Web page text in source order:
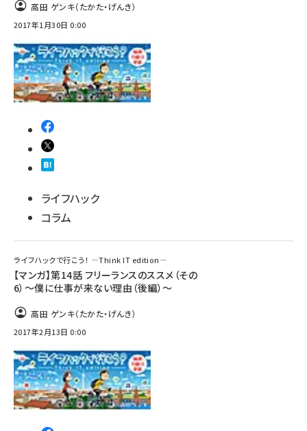
高田 ゲンキ（たかた・げんき）
2017年1月30日 0:00
ライフハック
コラム
ライフハックで行こう！ ―Think IT edition―
【マンガ】第14話 フリーランスのススメ（その
6）～僕に仕事が来ない理由（後編）～
高田 ゲンキ（たかた・げんき）
2017年2月13日 0:00